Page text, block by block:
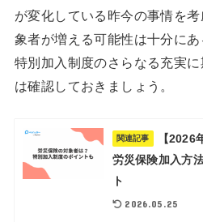
が変化している昨今の事情を
象者が増える可能性は十分に
特別加入制度のさらなる充実
は確認しておきましょう。
関連記事
【2026
労災保険加入方
ト
2026.05.25